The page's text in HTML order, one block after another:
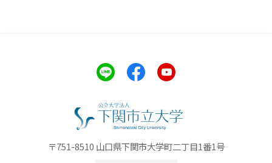
〒751-8510 山口県下関市大学町二丁目1番1号